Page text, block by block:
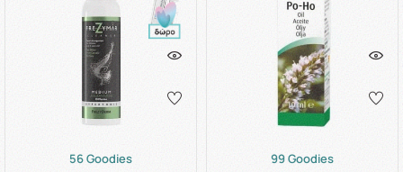
56 Goodies
99 Goodies